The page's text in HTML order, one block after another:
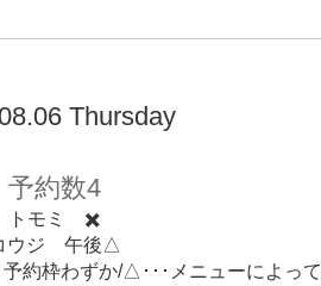
Thursday
予約数4
トモミ ✖️
ウジ 午後△
約枠わずか/△･･･メニューによっ